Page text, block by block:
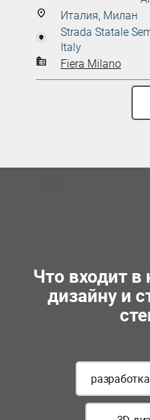
Италия, Милан
Strada Statale
Italy
Fiera Milano
Что входит в
дизайну и